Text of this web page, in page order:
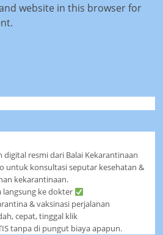
website in this browser for
resmi dari Balai Kekarantinaan
untuk konsultasi seputar kesehatan &
kekarantinaan.
langsung ke dokter
& vaksinasi perjalanan
cepat, tinggal klik
tanpa di pungut biaya apapun.